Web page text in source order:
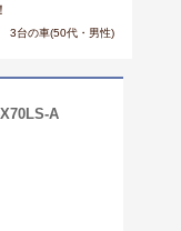
3台の車(50代・男性)
A